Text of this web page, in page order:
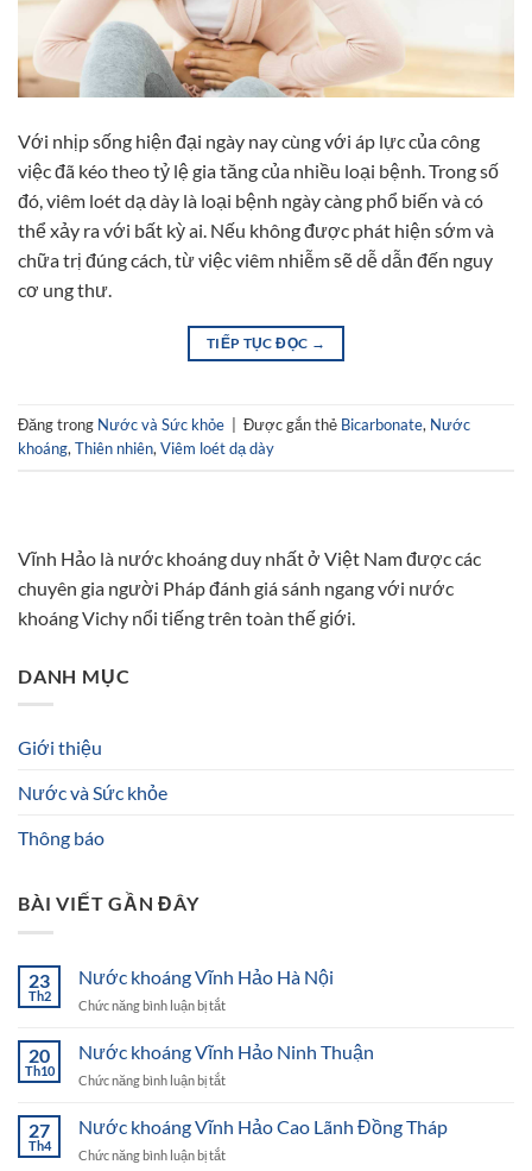
Với nhịp sống hiện đại ngày nay cùng với áp lực của công
việc đã kéo theo tỷ lệ gia tăng của nhiều loại bệnh. Trong số
đó, viêm loét dạ dày là loại bệnh ngày càng phổ biến và có
thể xảy ra với bất kỳ ai. Nếu không được phát hiện sớm và
chữa trị đúng cách, từ việc viêm nhiễm sẽ dễ dẫn đến nguy
cơ ung thư.
TIẾP TỤC ĐỌC →
Đăng trong Nước và Sức khỏe Được gắn thẻ Bicarbonate, Nước
khoáng, Thiên nhiên, Viêm loét dạ dày
Vĩnh Hảo là nước khoáng duy nhất ở Việt Nam được các
chuyên gia người Pháp đánh giá sánh ngang với nước
khoáng Vichy nổi tiếng trên toàn thế giới.
DANH MỤC
Giới thiệu
Nước và Sức khỏe
Thông báo
BÀI VIẾT GẦN ĐÂY
23
Th2
Nước khoáng Vĩnh Hảo Hà Nội
Chức năng bình luận bị tắtở
khoáng
Vĩnh
Hảo
Nội
20
Th10
Nước khoáng Vĩnh Hảo Ninh Thuận
Chức năng bình luận bị tắtở
khoáng
Vĩnh
Hảo
27
Th4
Nước khoáng Vĩnh Hảo Cao Lãnh Đồng Tháp
Chức năng bình luận bị tắtở